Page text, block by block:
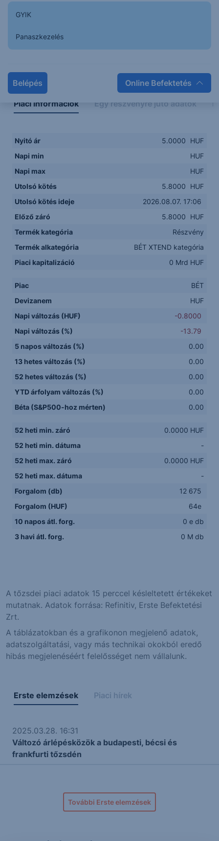
GYIK
Panaszkezelés
Belépés Online Befektetés
Napon belüli Historikus
Piaci információk Egy részvényre jutó adatok
Nyitó ár 5.0000
HUF
Napi min
HUF
Napi max
HUF
Utolsó kötés
5.8000
HUF
Utolsó kötés ideje
2026.08.07. 17:06
Előző záró
5.8000
HUF
Termék kategória
Részvény
Termék alkategória
BÉT XTEND kategória
Piaci kapitalizáció
0 Mrd HUF
Piac
BÉT
Devizanem
HUF
Napi változás (HUF)
-0.8000
Napi változás (%)
-13.79
5 napos változás (%)
0.00
13 hetes változás (%)
0.00
52 hetes változás (%)
0.00
YTD árfolyam változás (%)
0.00
Béta (S&P500-hoz mérten)
0.00
52 heti min. záró
0.0000 HUF
52 heti min. dátuma
-
52 heti max. záró
0.0000 HUF
52 heti max. dátuma
-
Forgalom (db)
12 675
Forgalom (HUF)
64e
10 napos átl. forg.
0 e db
3 havi átl. forg.
0 M db
A tőzsdei piaci adatok 15 perccel késleltetett értékeket
mutatnak. Adatok forrása: Refinitiv, Erste Befektetési
Zrt.
A táblázatokban és a grafikonon megjelenő adatok,
adatszolgáltatási, vagy más technikai okokból eredő
hibás megjelenéséért felelősséget nem vállalunk.
Erste elemzések Piaci hírek
2025.03.28. 16:31
Változó árlépésközök a budapesti, bécsi és
frankfurti tőzsdén
További Erste elemzések